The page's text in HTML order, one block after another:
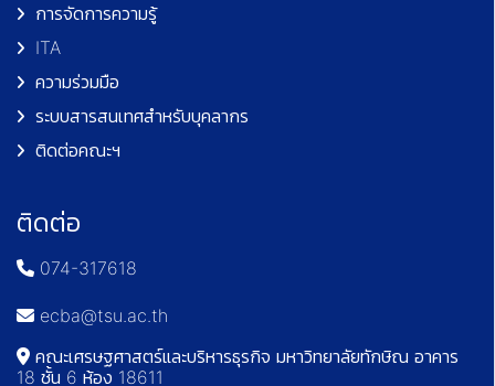
การจัดการความรู้
ITA
ความร่วมมือ
ระบบสารสนเทศสำหรับบุคลากร
ติดต่อคณะฯ
ติดต่อ
074-317618
ecba@tsu.ac.th
คณะเศรษฐศาสตร์และบริหารธุรกิจ มหาวิทยาลัยทักษิณ อาคาร
18 ชั้น 6 ห้อง 18611